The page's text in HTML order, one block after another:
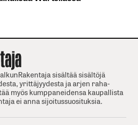
sisältää sisältöjä
yrittäjyydesta ja arjen raha-
myös kumppaneidensa kaupallista
ei anna sijoitussuosituksia.